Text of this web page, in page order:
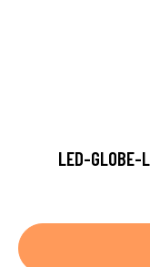
LED-GLOBE-